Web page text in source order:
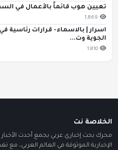
تعيين هوب قائماً بالأعمال في
1,869
اسرار | بالاسماء- قرارات رئاسية
الجوية وت...
1,810
الخلاصة نت
محرك بحث إخباري عربي يجمع أحدث الأخبار
الإخبارية الموثوقة في العالم العربي، مع